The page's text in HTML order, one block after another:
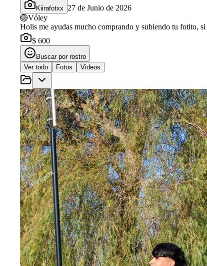
Kiirafotxx
27 de Junio de 2026
🏐Vóley
Holis me ayudas mucho comprando y subiendo tu fotito,
$ 600
Buscar por rostro
Ver todo
Fotos Videos